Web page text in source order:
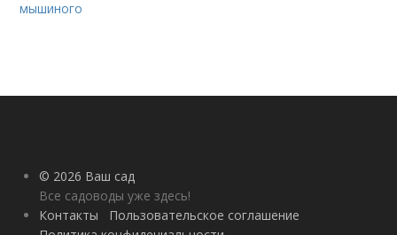
мышиного
© 2026 Ваш сад
Все садоводы уже здесь!
Контакты
Пользовательское соглашение